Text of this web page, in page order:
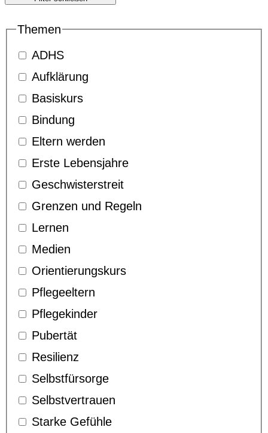
Themen
ADHS
Aufklärung
Basiskurs
Bindung
Eltern werden
Erste Lebensjahre
Geschwisterstreit
Grenzen und Regeln
Lernen
Medien
Orientierungskurs
Pflegeeltern
Pflegekinder
Pubertät
Resilienz
Selbstfürsorge
Selbstvertrauen
Starke Gefühle